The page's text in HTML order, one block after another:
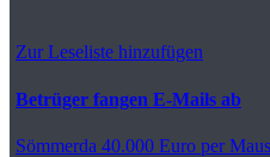
Zur Leseliste hinzufügen
Betrüger fangen E-Mails ab
Sömmerda 40.000 Euro per